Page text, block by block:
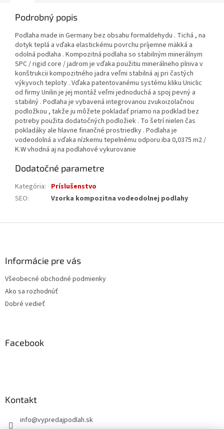
Podrobný popis
Podlaha made in Germany bez obsahu formaldehydu . Tichá , na
dotyk teplá a vďaka elastickému povrchu príjemne mäkká a
odolná podlaha . Kompozitná podlaha so stabilným minerálnym
SPC / rigid core / jadrom je vďaka použitiu minerálneho plniva v
konštrukcii kompozitného jadra veľmi stabilná aj pri častých
výkyvoch teploty . Vďaka patentovanému systému kliku Uniclic
od firmy Unilin je jej montáž veľmi jednoduchá a spoj pevný a
stabilný . Podlaha je vybavená integrovanou zvukoizolačnou
podložkou , takže ju môžete pokladať priamo na podklad bez
potreby použita dodatočných podložiek . To šetrí nielen čas
pokladáky ale hlavne finančné prostriedky . Podlaha je
vodeodolná a vďaka nízkemu tepelnému odporu iba 0,0375 m2 /
K.W vhodná aj na podlahové vykurovanie
Dodatočné parametre
Kategória: Príslušenstvo
SEO: Vzorka kompozitna vodeodolnej podlahy
Informácie pre vás
Všeobecné obchodné podmienky
Ako sa rozhodnúť
Dobré vedieť
Facebook
Kontakt
info@vypredajpodlah.sk